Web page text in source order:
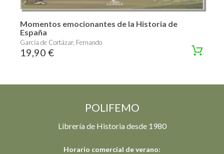
Momentos emocionantes de la Historia de
España
García de Cortázar, Fernando
19,90 €
POLIFEMO
Librería de Historia desde 1980
Horario comercial de verano: